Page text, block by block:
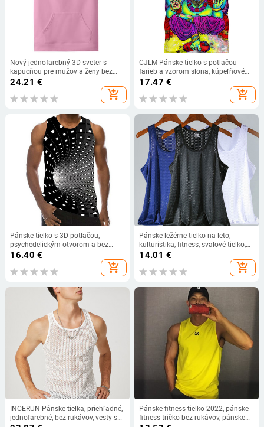
Nový jednofarebný 3D sveter s
kapucňou pre mužov a ženy bez
rukávov
24.21 €
add_shopping_cart
CJLM Pánske tielko s potlačou
farieb a vzorom slona, kúpeľňové
oblečenie na mieru bez rukávov,
sublimácia, hip hopová módna
vesta
17.47 €
add_shopping_cart
Pánske tielko s 3D potlačou,
psychedelickým otvorom a bez
rukávov, módny vzor, topy s
veľkosť, pánske oblečenie, ležérne
16.40 €
add_shopping_cart
Pánske ležérne tielko na leto,
kulturistika, fitness, svalové tielko,
pánske oblečenie bez rukávov, slim
fit vesta, sieťovaná rýchloschnúca
vesta
14.01 €
add_shopping_cart
INCERUN Pánske tielka, priehľadné,
jednofarebné, bez rukávov, vesty s
Pánske fitness tielko 2022, pánske
fitness tričko bez rukávov, pánske